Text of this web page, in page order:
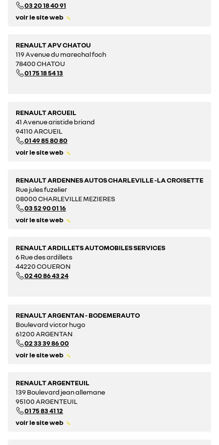
03 20 18 40 91
voir le site web
RENAULT APV CHATOU
119 Avenue du marechal foch
78400 CHATOU
01 75 18 54 13
RENAULT ARCUEIL
41 Avenue aristide briand
94110 ARCUEIL
01 49 85 80 80
voir le site web
RENAULT ARDENNES AUTOS CHARLEVILLE -LA CROISETTE
Rue jules fuzelier
08000 CHARLEVILLE MEZIERES
03 52 90 01 16
voir le site web
RENAULT ARDILLETS AUTOMOBILES SERVICES
6 Rue des ardillets
44220 COUERON
02 40 86 43 24
RENAULT ARGENTAN - BODEMERAUTO
Boulevard victor hugo
61200 ARGENTAN
02 33 39 86 00
voir le site web
RENAULT ARGENTEUIL
139 Boulevard jean allemane
95100 ARGENTEUIL
01 75 83 41 12
voir le site web